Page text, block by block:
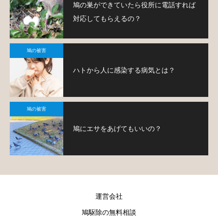
鳩の巣ができていたら役所に電話すれば
対応してもらえるの？
鳩の被害
ハトから人に感染する病気とは？
鳩の被害
鳩にエサをあげてもいいの？
運営会社
鳩駆除の無料相談